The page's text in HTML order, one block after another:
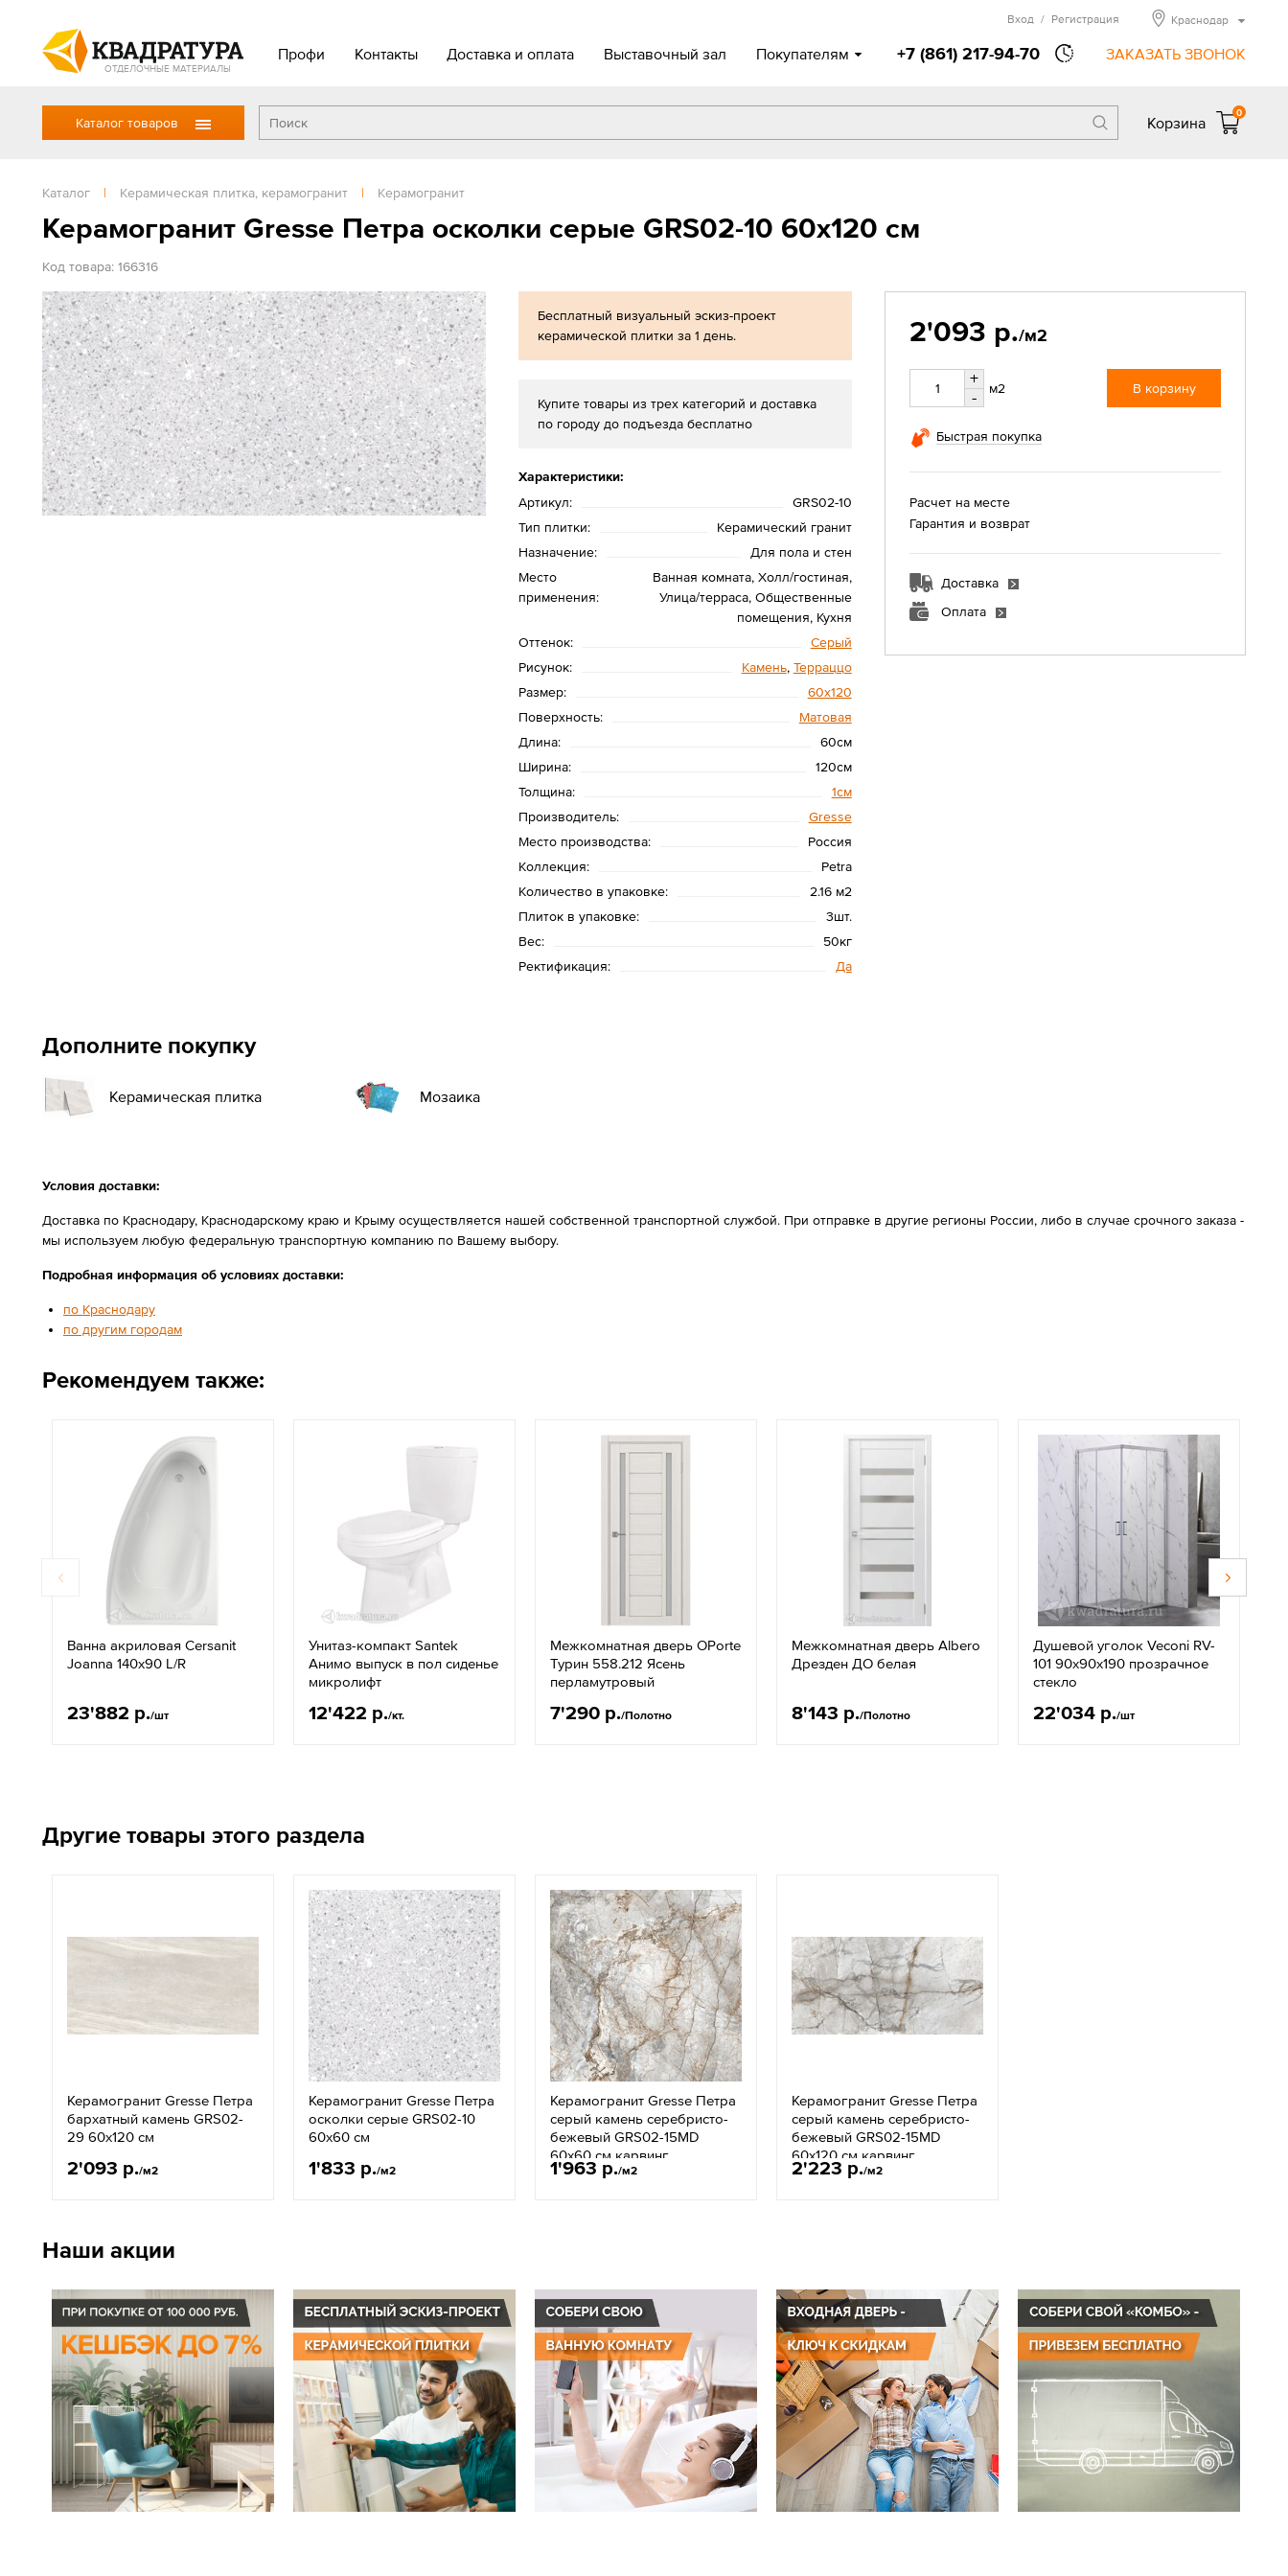
ОТДЕЛОЧНЫЕ МАТЕРИАЛЫ
Профи Контакты Доставка и оплата Выставочный зал Покупателям +7 (861) 217-94-70 ЗАКАЗАТЬ ЗВОНОК
Вход / Регистрация Краснодар
Каталог товаров Корзина
0
Каталог | Керамическая плитка, керамогранит | Керамогранит
Керамогранит Gresse Петра осколки серые GRS02-10 60х120 см
Код товара: 166316
Бесплатный визуальный эскиз-проект
керамической плитки за 1 день.
Купите товары из трех категорий и доставка
по городу до подъезда бесплатно
Характеристики:
Артикул:
GRS02-10
Тип плитки:
Керамический гранит
Назначение:
Для пола и стен
Место
применения:
Ванная комната, Холл/гостиная,
Улица/терраса, Общественные
помещения, Кухня
Оттенок:
Серый
Рисунок:
Камень, Терраццо
Размер:
60х120
Поверхность:
Матовая
Длина:
60см
Ширина:
120см
Толщина:
1см
Производитель:
Gresse
Место производства:
Россия
Коллекция:
Petra
Количество в упаковке:
2.16 м2
Плиток в упаковке:
3шт.
Вес:
50кг
Ректификация:
Да
2'093 р./м2
+
-
м2 В корзину
Быстрая покупка
Расчет на месте
Гарантия и возврат
Доставка
Оплата
Дополните покупку
Керамическая плитка Мозаика
Условия доставки:
Доставка по Краснодару, Краснодарскому краю и Крыму осуществляется нашей собственной транспортной службой. При отправке в другие регионы России, либо в случае срочного заказа -
мы используем любую федеральную транспортную компанию по Вашему выбору.
Подробная информация об условиях доставки:
по Краснодару
по другим городам
Рекомендуем также:
Ванна акриловая Cersanit
Joanna 140x90 L/R
23'882 р./шт
Унитаз-компакт Santek
Анимо выпуск в пол сиденье
микролифт
12'422 р./кт.
Межкомнатная дверь OPorte
Турин 558.212 Ясень
перламутровый
7'290 р./Полотно
Межкомнатная дверь Albero
Дрезден ДО белая
8'143 р./Полотно
Душевой уголок Veconi RV-
101 90x90х190 прозрачное
стекло
22'034 р./шт
Другие товары этого раздела
Керамогранит Gresse Петра
бархатный камень GRS02-
29 60x120 см
2'093 р./м2
Керамогранит Gresse Петра
осколки серые GRS02-10
60х60 см
1'833 р./м2
Керамогранит Gresse Петра
серый камень серебристо-
бежевый GRS02-15MD
60x60 см карвинг
1'963 р./м2
Керамогранит Gresse Петра
серый камень серебристо-
бежевый GRS02-15MD
60x120 см карвинг
2'223 р./м2
Наши акции